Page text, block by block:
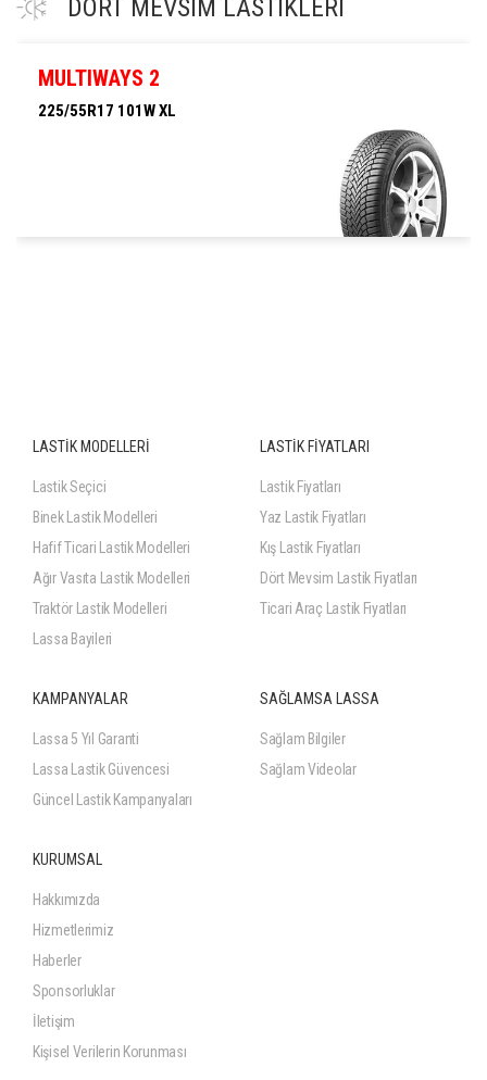
DÖRT MEVSİM LASTİKLERİ
MULTIWAYS 2
225/55R17 101W XL
LASTİK MODELLERİ
Lastik Seçici
Binek Lastik Modelleri
Hafif Ticari Lastik Modelleri
Ağır Vasıta Lastik Modelleri
Traktör Lastik Modelleri
Lassa Bayileri
LASTİK FİYATLARI
Lastik Fiyatları
Yaz Lastik Fiyatları
Kış Lastik Fiyatları
Dört Mevsim Lastik Fiyatları
Ticari Araç Lastik Fiyatları
KAMPANYALAR
Lassa 5 Yıl Garanti
Lassa Lastik Güvencesi
Güncel Lastik Kampanyaları
SAĞLAMSA LASSA
Sağlam Bilgiler
Sağlam Videolar
KURUMSAL
Hakkımızda
Hizmetlerimiz
Haberler
Sponsorluklar
İletişim
Kişisel Verilerin Korunması